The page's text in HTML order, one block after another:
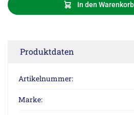
In den Warenkorb
Produktdaten
Artikelnummer:
Marke: